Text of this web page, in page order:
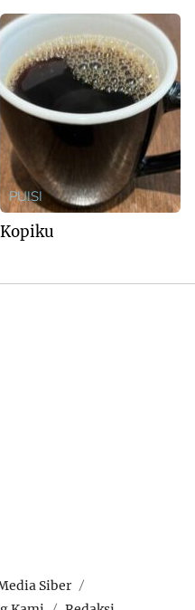
PUISI
Kopiku
Siber